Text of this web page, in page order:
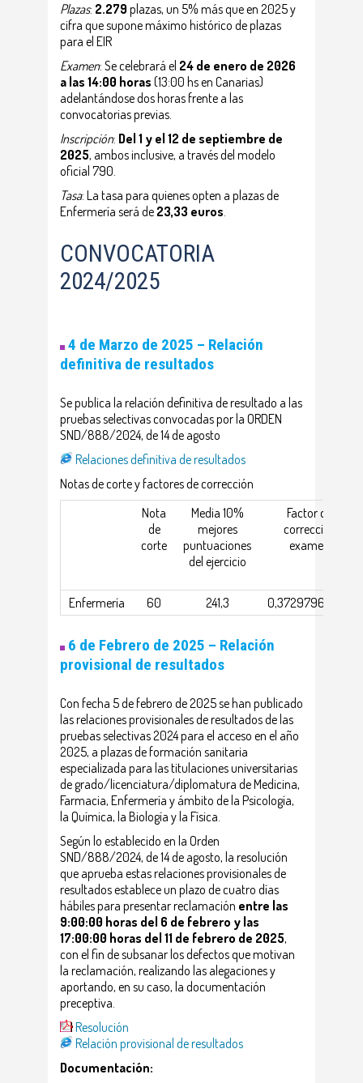
Plazas: 2.279 plazas, un 5% más que en 2025 y
cifra que supone máximo histórico de plazas
para el EIR
Examen: Se celebrará el 24 de enero de 2026
a las 14:00 horas (13:00 hs en Canarias)
adelantándose dos horas frente a las
convocatorias previas.
Inscripción: Del 1 y el 12 de septiembre de
2025, ambos inclusive, a través del modelo
oficial 790.
Tasa: La tasa para quienes opten a plazas de
Enfermería será de 23,33 euros.
CONVOCATORIA
2024/2025
4 de Marzo de 2025 – Relación
definitiva de resultados
Se publica la relación definitiva de resultado a las
pruebas selectivas convocadas por la ORDEN
SND/888/2024, de 14 de agosto
Relaciones definitiva de resultados
Notas de corte y factores de corrección
Nota
de
corte
Media 10%
mejores
puntuaciones
del ejercicio
Factor de
corrección
examen
Enfermería 60 241,3 0,37297969332
6 de Febrero de 2025 – Relación
provisional de resultados
Con fecha 5 de febrero de 2025 se han publicado
las relaciones provisionales de resultados de las
pruebas selectivas 2024 para el acceso en el año
2025, a plazas de formación sanitaria
especializada para las titulaciones universitarias
de grado/licenciatura/diplomatura de Medicina,
Farmacia, Enfermería y ámbito de la Psicología,
la Química, la Biología y la Física.
Según lo establecido en la Orden
SND/888/2024, de 14 de agosto, la resolución
que aprueba estas relaciones provisionales de
resultados establece un plazo de cuatro días
hábiles para presentar reclamación entre las
9:00:00 horas del 6 de febrero y las
17:00:00 horas del 11 de febrero de 2025,
con el fin de subsanar los defectos que motivan
la reclamación, realizando las alegaciones y
aportando, en su caso, la documentación
preceptiva.
Resolución
Relación provisional de resultados
Documentación: